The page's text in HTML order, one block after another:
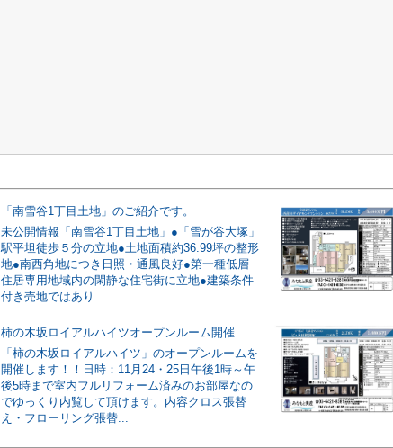
「南雪谷1丁目土地」のご紹介です。
未公開情報「南雪谷1丁目土地」●「雪が谷大塚」
駅平坦徒歩５分の立地●土地面積約36.99坪の整形
地●南西角地につき日照・通風良好●第一種低層
住居専用地域内の閑静な住宅街に立地●建築条件
付き売地ではあり...
柿の木坂ロイアルハイツオープンルーム開催
「柿の木坂ロイアルハイツ」のオープンルームを
開催します！！日時：11月24・25日午後1時～午
後5時まで室内フルリフォーム済みのお部屋なの
でゆっくり内覧して頂けます。内容クロス張替
え・フローリング張替...